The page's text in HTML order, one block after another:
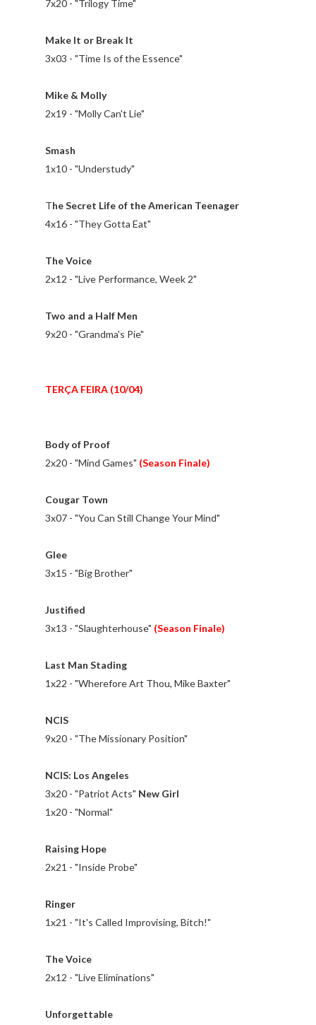
7x20 - "Trilogy Time"
Make It or Break It
3x03 - "Time Is of the Essence"
Mike & Molly
2x19 - "Molly Can't Lie"
Smash
1x10 - "Understudy"
The Secret Life of the American Teenager
4x16 - "They Gotta Eat"
The Voice
2x12 - "Live Performance, Week 2"
Two and a Half Men
9x20 - "Grandma's Pie"
TERÇA FEIRA (10/04)
Body of Proof
2x20 - "Mind Games" (Season Finale)
Cougar Town
3x07 - "You Can Still Change Your Mind"
Glee
3x15 - "Big Brother"
Justified
3x13 - "Slaughterhouse" (Season Finale)
Last Man Stading
1x22 - "Wherefore Art Thou, Mike Baxter"
NCIS
9x20 - "The Missionary Position"
NCIS: Los Angeles
3x20 - "Patriot Acts" New Girl
1x20 - "Normal"
Raising Hope
2x21 - "Inside Probe"
Ringer
1x21 - "It's Called Improvising, Bitch!"
The Voice
2x12 - "Live Eliminations"
Unforgettable